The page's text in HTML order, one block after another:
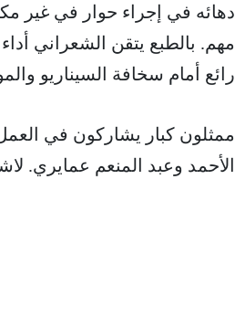
دهائه في إجراء حوار في غير
مهم. بالطبع يتقن الشعراني
رائع أمام سخافة السيناريو
ممثلون كبار يشاركون في
الأحمد وعبد المنعم عمايري.